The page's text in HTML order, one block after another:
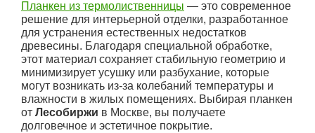
Планкен из термолиственницы — это современное
решение для интерьерной отделки, разработанное
для устранения естественных недостатков
древесины. Благодаря специальной обработке,
этот материал сохраняет стабильную геометрию и
минимизирует усушку или разбухание, которые
могут возникать из-за колебаний температуры и
влажности в жилых помещениях. Выбирая планкен
от Лесобиржи в Москве, вы получаете
долговечное и эстетичное покрытие.